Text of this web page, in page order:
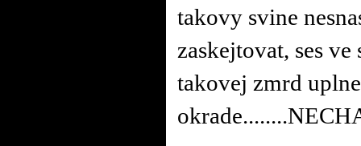
takovy svine
zaskejtovat, ses
takovej zmrd